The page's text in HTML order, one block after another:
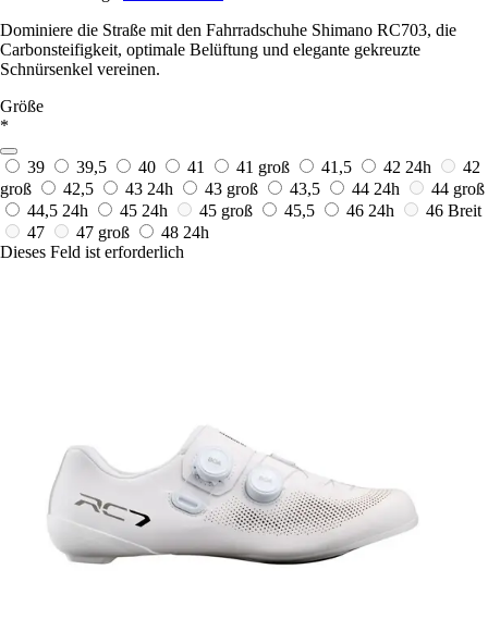
Dominiere die Straße mit den Fahrradschuhe Shimano RC703, die
Carbonsteifigkeit, optimale Belüftung und elegante gekreuzte
Schnürsenkel vereinen.
Größe
*
39 39,5 40 41 41 groß 41,5 42 24h
42
groß
42,5 43 24h 43 groß 43,5 44 24h
44 groß
44,5 24h 45 24h 45 groß 45,5 46 24h
46 Breit
47
47 groß 48 24h
Dieses Feld ist erforderlich